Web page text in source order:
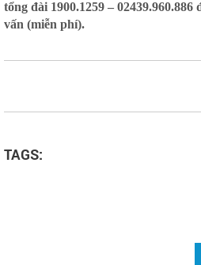
tổng đài 1900.1259 –
vấn (miễn phí).
TAGS: